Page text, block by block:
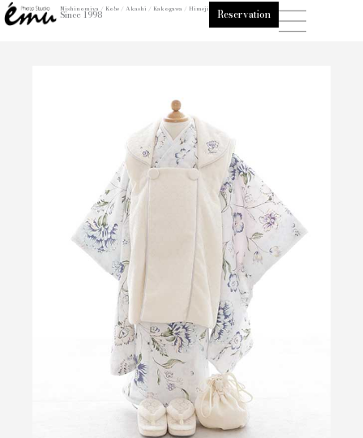
内
容
Nishinomiya / Kobe / Akashi / Kakogawa / Himeji
Since 1998 Reservation